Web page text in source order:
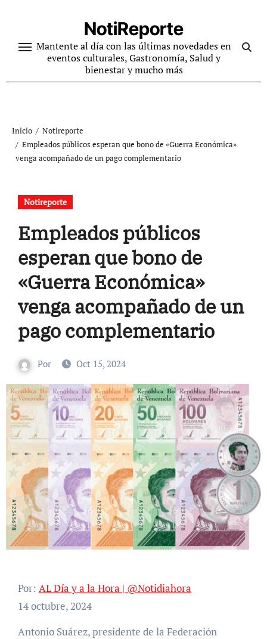
contenido
NotiReporte
Mantente al día con las últimas novedades en
eventos culturales, Gastronomía, Salud y
bienestar y mucho más
Inicio
Notireporte
Empleados públicos esperan que bono de «Guerra Económica»
venga acompañado de un pago complementario
Notireporte
Empleados públicos
esperan que bono de
«Guerra Económica»
venga acompañado de un
pago complementario
Por Oct 15, 2024
Por: AL Día y a la Hora | @Notidiahora
14 octubre, 2024
Antonio Suárez, presidente de la Federación